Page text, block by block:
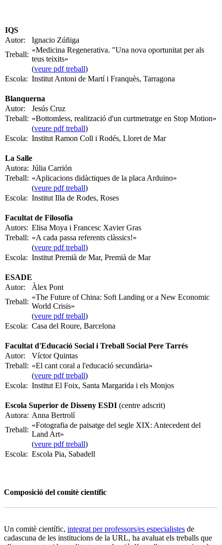
IQS
Autor:
Ignacio Zúñiga
Treball:
«Medicina Regenerativa. "Una nova oportunitat per als
teus teixits»
(veure pdf treball)
Escola: Institut Antoni de Martí i Franquès, Tarragona
Blanquerna
Autor:
Jesús Cruz
Treball: «Bottomless, realització d'un curtmetratge en Stop Motion»
(veure pdf treball)
Escola: Institut Ramon Coll i Rodés, Lloret de Mar
La Salle
Autora: Júlia Carrión
Treball: «Aplicacions didàctiques de la placa Arduino»
(veure pdf treball)
Escola: Institut Illa de Rodes, Roses
Facultat de Filosofia
Autors: Elisa Moya i Francesc Xavier Gras
Treball: «A cada passa referents clàssics!»
(veure pdf treball)
Escola: Institut Premià de Mar, Premià de Mar
ESADE
Autor:
Àlex Pont
Treball:
«The Future of China: Soft Landing or a New Economic
World Crisis»
(veure pdf treball)
Escola: Casa del Roure, Barcelona
Facultat d'Educació Social i Treball Social Pere Tarrés
Autor:
Víctor Quintas
Treball: «El cant coral a l'educació secundària»
(veure pdf treball)
Escola: Institut El Foix, Santa Margarida i els Monjos
Escola Superior de Disseny ESDI (centre adscrit)
Autora: Anna Bertrolí
Treball:
«Fotografia de paisatge del segle XIX: Antecedent del
Land Art»
(veure pdf treball)
Escola: Escola Pia, Sabadell
Composició del comitè científic
Un comitè científic, integrat per professors/es especialistes de
cadascuna de les institucions de la URL, ha avaluat els treballs que